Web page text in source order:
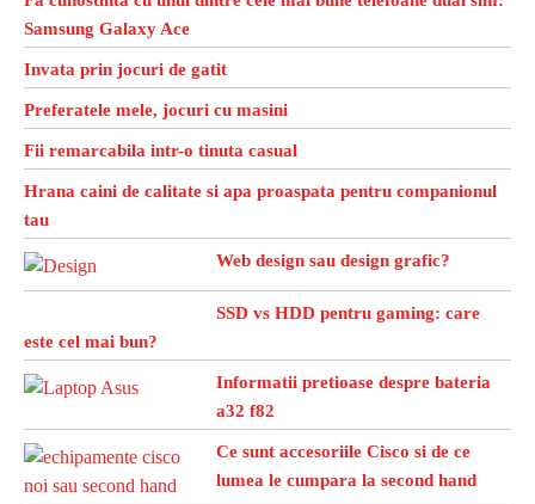
Samsung Galaxy Ace
Invata prin jocuri de gatit
Preferatele mele, jocuri cu masini
Fii remarcabila intr-o tinuta casual
Hrana caini de calitate si apa proaspata pentru companionul
tau
Web design sau design grafic?
SSD vs HDD pentru gaming: care
este cel mai bun?
Informatii pretioase despre bateria
a32 f82
Ce sunt accesoriile Cisco si de ce
lumea le cumpara la second hand